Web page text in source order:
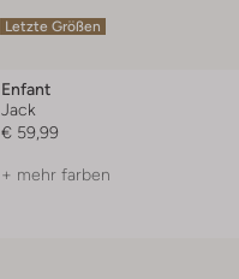
Letzte Größen
Enfant
Jack
€ 59,99
+ mehr farben